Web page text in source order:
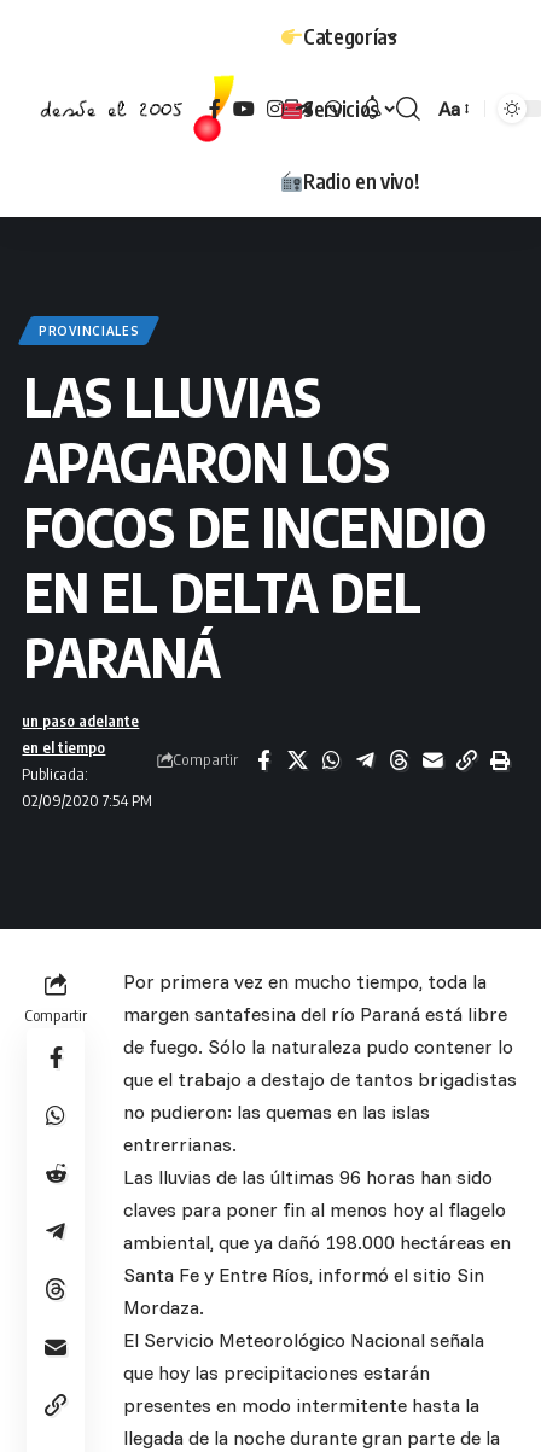
Categorías
Servicios
Radio en vivo!
Tamaño
Aa
PROVINCIALES
LAS LLUVIAS
APAGARON LOS
FOCOS DE INCENDIO
EN EL DELTA DEL
PARANÁ
Publicada:
02/09/2020 7:54 PM
un paso adelante
en el tiempo
Compartir
Compartir
Por primera vez en mucho tiempo, toda la
margen santafesina del río Paraná está libre
de fuego. Sólo la naturaleza pudo contener lo
que el trabajo a destajo de tantos brigadistas
no pudieron: las quemas en las islas
entrerrianas.
Las lluvias de las últimas 96 horas han sido
claves para poner fin al menos hoy al flagelo
ambiental, que ya dañó 198.000 hectáreas en
Santa Fe y Entre Ríos, informó el sitio Sin
Mordaza.
El Servicio Meteorológico Nacional señala
que hoy las precipitaciones estarán
presentes en modo intermitente hasta la
llegada de la noche durante gran parte de la